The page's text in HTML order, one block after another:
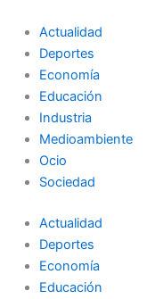
contenido
Actualidad
Deportes
Economía
Educación
Industria
Medioambiente
Ocio
Sociedad
Actualidad
Deportes
Economía
Educación